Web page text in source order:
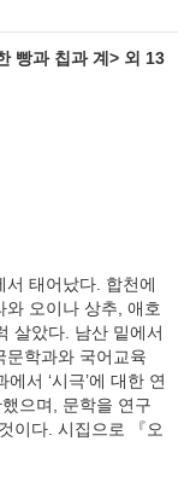
빵과 칩과 계> 외 13
태어났다. 합천에
오이나 상추, 애호
살았다. 남산 밑에서
문학과와 국어교육
서 ‘시극’에 대한 연
으며, 문학을 연구
이다. 시집으로 『오